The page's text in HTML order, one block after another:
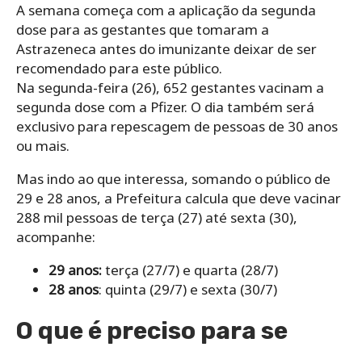
A semana começa com a aplicação da segunda
dose para as gestantes que tomaram a
Astrazeneca antes do imunizante deixar de ser
recomendado para este público.
Na segunda-feira (26), 652 gestantes vacinam a
segunda dose com a Pfizer. O dia também será
exclusivo para repescagem de pessoas de 30 anos
ou mais.
Mas indo ao que interessa, somando o público de
29 e 28 anos, a Prefeitura calcula que deve vacinar
288 mil pessoas de terça (27) até sexta (30),
acompanhe:
29 anos:terça (27/7) e quarta (28/7)
28 anos: quinta (29/7) e sexta (30/7)
O que é preciso para se